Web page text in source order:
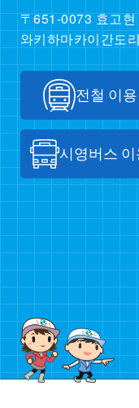
〒651-0073 효고
와키하마카이간도
전철 이용
시영버스 이